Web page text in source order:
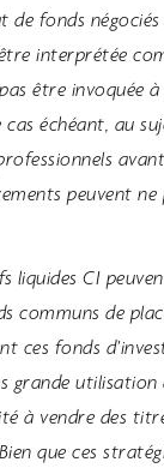
fonds
interprétée
être invoquée
échéant, au
peuvent
liquides CI
communs de
ces fonds
grande
à vendre des
que ces